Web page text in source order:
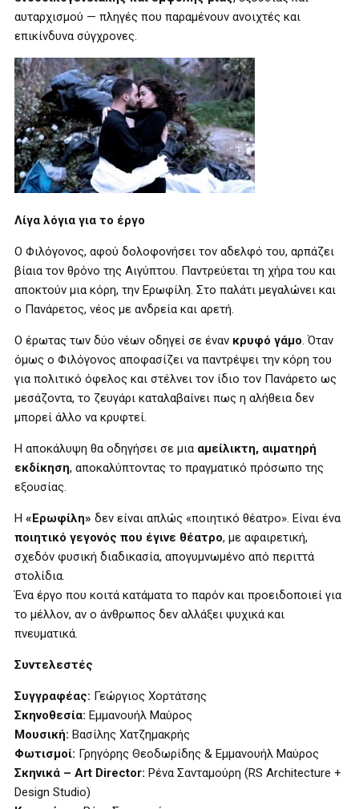
αυταρχισμού — πληγές που παραμένουν ανοιχτές και
επικίνδυνα σύγχρονες.
Λίγα λόγια για το έργο
Ο Φιλόγονος, αφού δολοφονήσει τον αδελφό του, αρπάζει
βίαια τον θρόνο της Αιγύπτου. Παντρεύεται τη χήρα του και
αποκτούν μια κόρη, την Ερωφίλη. Στο παλάτι μεγαλώνει και
ο Πανάρετος, νέος με ανδρεία και αρετή.
Ο έρωτας των δύο νέων οδηγεί σε έναν κρυφό γάμο. Όταν
όμως ο Φιλόγονος αποφασίζει να παντρέψει την κόρη του
για πολιτικό όφελος και στέλνει τον ίδιο τον Πανάρετο ως
μεσάζοντα, το ζευγάρι καταλαβαίνει πως η αλήθεια δεν
μπορεί άλλο να κρυφτεί.
Η αποκάλυψη θα οδηγήσει σε μια αμείλικτη, αιματηρή
εκδίκηση, αποκαλύπτοντας το πραγματικό πρόσωπο της
εξουσίας.
Η «Ερωφίλη» δεν είναι απλώς «ποιητικό θέατρο». Είναι ένα
ποιητικό γεγονός που έγινε θέατρο, με αφαιρετική,
σχεδόν φυσική διαδικασία, απογυμνωμένο από περιττά
στολίδια.
Ένα έργο που κοιτά κατάματα το παρόν και προειδοποιεί για
το μέλλον, αν ο άνθρωπος δεν αλλάξει ψυχικά και
πνευματικά.
Συντελεστές
Συγγραφέας: Γεώργιος Χορτάτσης
Σκηνοθεσία: Εμμανουήλ Μαύρος
Μουσική: Βασίλης Χατζημακρής
Φωτισμοί: Γρηγόρης Θεοδωρίδης & Εμμανουήλ Μαύρος
Σκηνικά – Art Director: Ρένα Σανταμούρη (RS Architecture +
Design Studio)